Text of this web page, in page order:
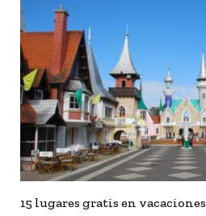
15 lugares gratis en vacaciones